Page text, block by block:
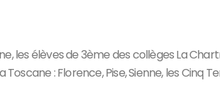
les élèves de 3ème des collèges La
: Florence, Pise, Sienne, les Cinq